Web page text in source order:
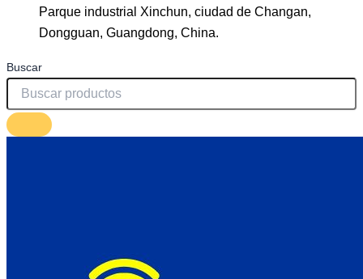
Parque industrial Xinchun, ciudad de Changan,
Dongguan, Guangdong, China.
Buscar